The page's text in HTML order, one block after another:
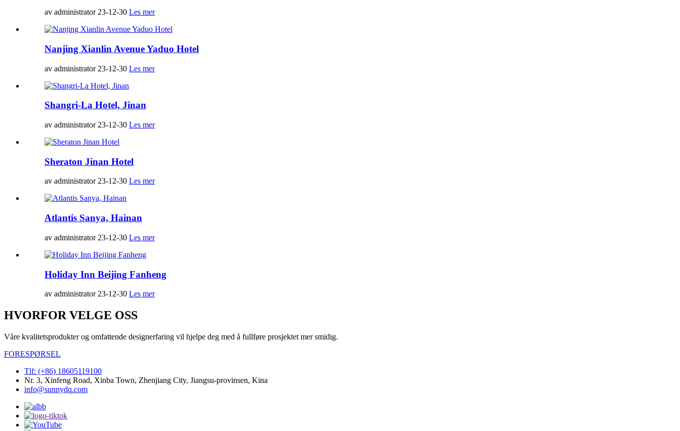
av administrator 23-12-30 Les mer
Nanjing Xianlin Avenue Yaduo Hotel
av administrator 23-12-30 Les mer
Shangri-La Hotel, Jinan
av administrator 23-12-30 Les mer
Sheraton Jinan Hotel
av administrator 23-12-30 Les mer
Atlantis Sanya, Hainan
av administrator 23-12-30 Les mer
Holiday Inn Beijing Fanheng
av administrator 23-12-30 Les mer
HVORFOR VELGE OSS
Våre kvalitetsprodukter og omfattende designerfaring vil hjelpe deg med å fullføre prosjektet mer smidig.
FORESPØRSEL
Tlf: (+86) 18605119100
Nr. 3, Xinfeng Road, Xinba Town, Zhenjiang City, Jiangsu-provinsen, Kina
info@sunnydq.com